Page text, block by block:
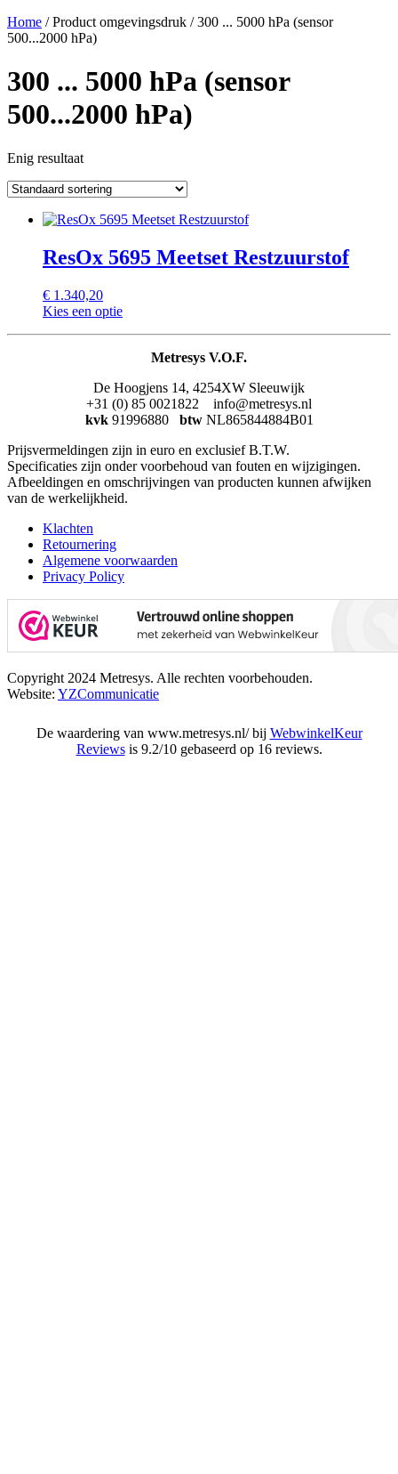
Home / Product omgevingsdruk / 300 ... 5000 hPa (sensor
500...2000 hPa)
300 ... 5000 hPa (sensor
500...2000 hPa)
Enig resultaat
ResOx 5695 Meetset Restzuurstof
€ 1.340,20
Kies een optie
Metresys V.O.F.
De Hoogjens 14, 4254XW Sleeuwijk
+31 (0) 85 0021822 info@metresys.nl
kvk 91996880 btw NL865844884B01
Prijsvermeldingen zijn in euro en exclusief B.T.W.
Specificaties zijn onder voorbehoud van fouten en wijzigingen.
Afbeeldingen en omschrijvingen van producten kunnen afwijken
van de werkelijkheid.
Klachten
Retournering
Algemene voorwaarden
Privacy Policy
Copyright 2024 Metresys. Alle rechten voorbehouden.
Website: YZCommunicatie
De waardering van www.metresys.nl/ bij WebwinkelKeur
Reviewsis 9.2/10 gebaseerd op 16 reviews.